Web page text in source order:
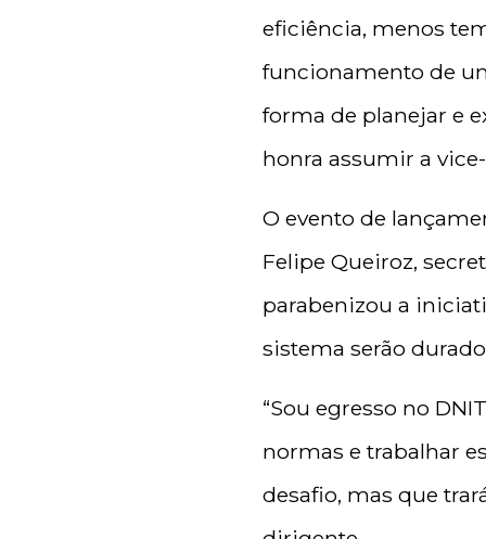
eficiência, menos
funcionamento de
forma de planejar e
honra assumir a
O evento de
Felipe Queiroz,
parabenizou a
sistema serão
“Sou egresso no
normas e trabalhar
desafio, mas que